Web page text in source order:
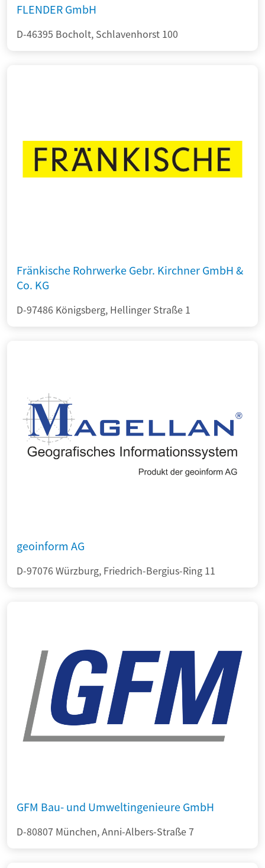
FLENDER GmbH
D-46395 Bocholt, Schlavenhorst 100
Fränkische Rohrwerke Gebr. Kirchner GmbH &
Co. KG
D-97486 Königsberg, Hellinger Straße 1
geoinform AG
D-97076 Würzburg, Friedrich-Bergius-Ring 11
GFM Bau- und Umweltingenieure GmbH
D-80807 München, Anni-Albers-Straße 7